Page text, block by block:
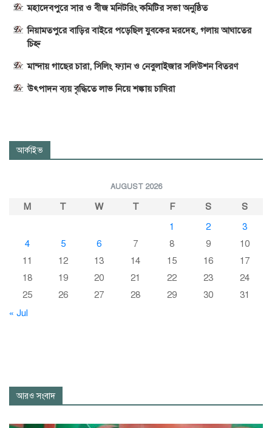
মহাদেবপুরে সার ও বীজ মনিটরিং কমিটির সভা অনুষ্ঠিত
নিয়ামতপুরে বাড়ির বাইরে পড়েছিল যুবকের মরদেহ, গলায় আঘাতের
চিহ্ন
মান্দায় গাছের চারা, সিলিং ফ্যান ও নেবুলাইজার সলিউশন বিতরণ
উৎপাদন ব্যয় বৃদ্ধিতে লাভ নিয়ে শঙ্কায় চাষিরা
আর্কাইভ
AUGUST 2026
M T W T F S
S
1
2
3
4
5 6 7 8 9
10
11
12 13 14 15 16
17
18
19 20 21 22 23
24
25
26 27 28 29 30
31
« Jul
আরও সংবাদ